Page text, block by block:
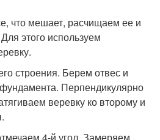
что мешает, расчищаем ее и
этого используем
строения. Берем отвес и
Перпендикулярно
веревку ко второму и